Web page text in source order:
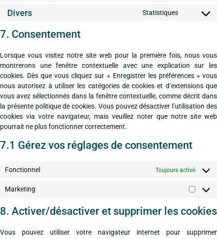
Divers Statistiques
7. Consentement
Lorsque vous visitez notre site web pour la première fois, nous vous
montrerons une fenêtre contextuelle avec une explication sur les
cookies. Dès que vous cliquez sur « Enregistrer les préférences » vous
nous autorisez à utiliser les catégories de cookies et d’extensions que
vous avez sélectionnés dans la fenêtre contextuelle, comme décrit dans
la présente politique de cookies. Vous pouvez désactiver l’utilisation des
cookies via votre navigateur, mais veuillez noter que notre site web
pourrait ne plus fonctionner correctement.
7.1 Gérez vos réglages de consentement
Fonctionnel Toujours activé
Marketing
8. Activer/désactiver et supprimer les cookies
Vous pouvez utiliser votre navigateur internet pour supprimer